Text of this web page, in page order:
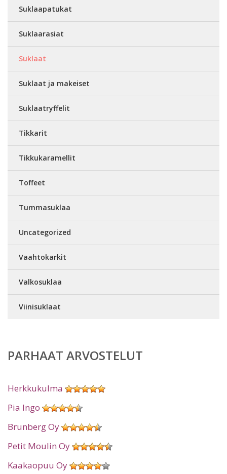
Suklaapatukat
Suklaarasiat
Suklaat
Suklaat ja makeiset
Suklaatryffelit
Tikkarit
Tikkukaramellit
Toffeet
Tummasuklaa
Uncategorized
Vaahtokarkit
Valkosuklaa
Viinisuklaat
PARHAAT ARVOSTELUT
Herkkukulma
Pia Ingo
Brunberg Oy
Petit Moulin Oy
Kaakaopuu Oy